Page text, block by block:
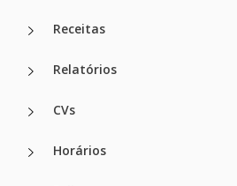
Receitas
Relatórios
CVs
Horários